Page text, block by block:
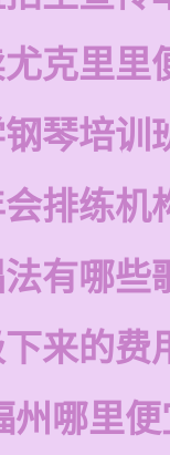
克里里
琴培训
排练机
有哪些
来的费
州哪里